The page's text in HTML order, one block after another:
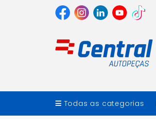
Todas as categorias